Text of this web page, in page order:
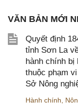
VĂN BẢN MỚI
Quyết định
tỉnh Sơn La
hành chính
thuộc phạm
Sở Nông
Hành chính,